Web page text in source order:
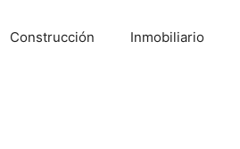
Construcción Inmobiliario